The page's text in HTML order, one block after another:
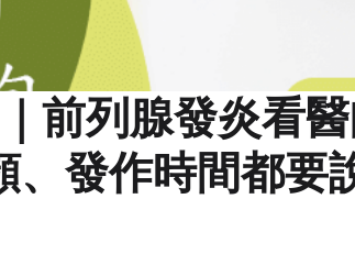
前列腺發炎看
、發作時間都要